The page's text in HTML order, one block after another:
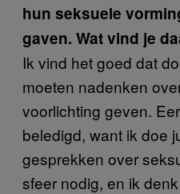
hun seksuele
gaven. Wat vind je
Ik vind het goed dat
moeten nadenken
voorlichting geven.
beledigd, want ik doe
gesprekken over
sfeer nodig, en ik